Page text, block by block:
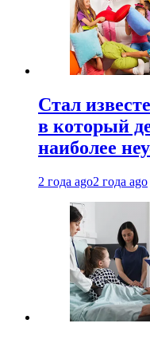
Стал
в который
наиболее
2 года ago2 года ago